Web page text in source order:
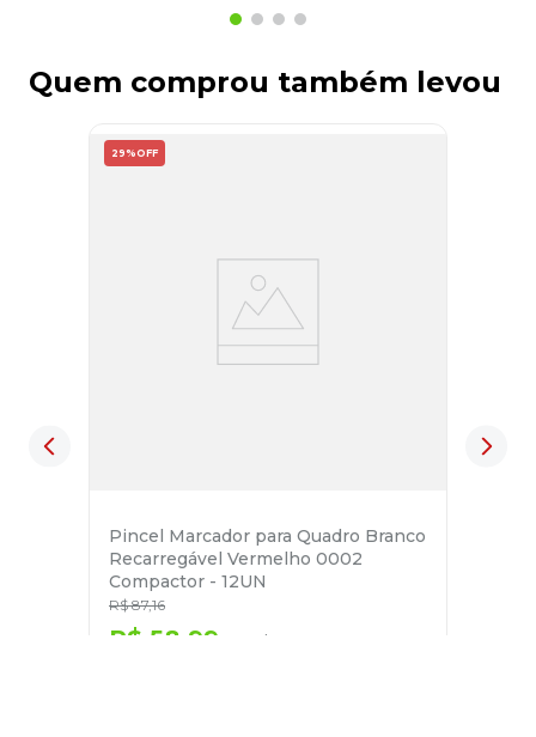
Quem comprou também levou
29% OFF
Pincel Marcador para Quadro Branco
Recarregável Vermelho 0002
Compactor - 12UN
R$ 87,16
R$ 58 99 no pix